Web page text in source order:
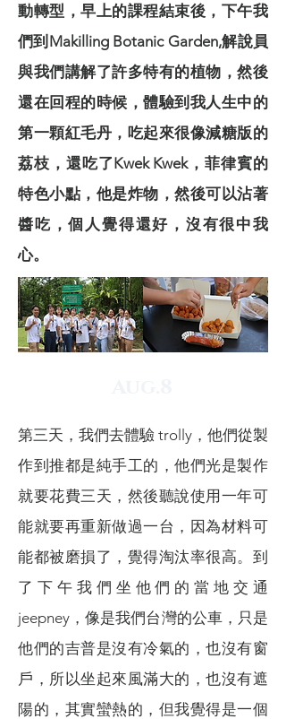
動轉型，早上的課程結束後，下午我
們到Makilling Botanic Garden,解說員
與我們講解了許多特有的植物，然後
還在回程的時候，體驗到我人生中的
第一顆紅毛丹，吃起來很像減糖版的
荔枝，還吃了Kwek Kwek，菲律賓的
特色小點，他是炸物，然後可以沾著
醬吃，個人覺得還好，沒有很中我
心。
第三天，我們去體驗 trolly，他們從製
作到推都是純手工的，他們光是製作
就要花費三天，然後聽說使用一年可
能就要再重新做過一台，因為材料可
能都被磨損了，覺得淘汰率很高。到
了下午我們坐他們的當地交通
jeepney，像是我們台灣的公車，只是
他們的吉普是沒有冷氣的，也沒有窗
戶，所以坐起來風滿大的，也沒有遮
陽的，其實蠻熱的，但我覺得是一個